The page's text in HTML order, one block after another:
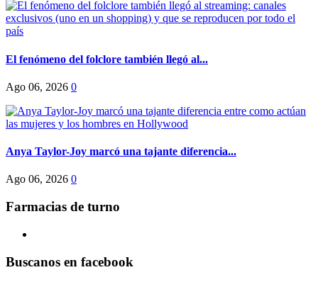
El fenómeno del folclore también llegó al...
Ago 06, 2026 0
Anya Taylor-Joy marcó una tajante diferencia...
Ago 06, 2026 0
Farmacias de turno
Buscanos en facebook